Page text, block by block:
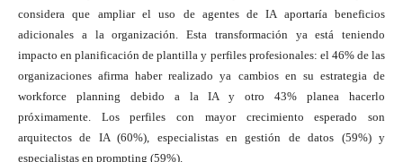
considera que ampliar el uso de agentes de IA aportaría beneficios
adicionales a la organización. Esta transformación ya está teniendo
impacto en planificación de plantilla y perfiles profesionales: el 46% de las
organizaciones afirma haber realizado ya cambios en su estrategia de
workforce planning debido a la IA y otro 43% planea hacerlo
próximamente. Los perfiles con mayor crecimiento esperado son
arquitectos de IA (60%), especialistas en gestión de datos (59%) y
especialistas en prompting (59%).